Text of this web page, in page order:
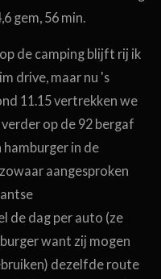
gem, 56 min.
de camping blijft rij ik
drive, maar nu 's
11.15 vertrekken we
op de 92 bergaf
hamburger in de
aangesproken
de dag per auto (ze
want zij mogen
dezelfde route